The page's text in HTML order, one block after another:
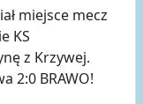
miejsce mecz
KS
z Krzywej.
2:0 BRAWO!